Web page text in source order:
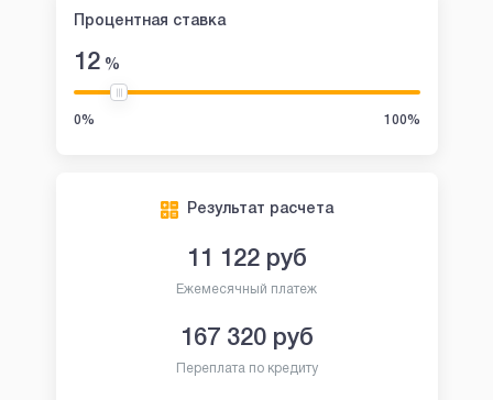
Процентная ставка
12%
0% 100%
Результат расчета
11 122руб
Ежемесячный платеж
167 320руб
Переплата по кредиту